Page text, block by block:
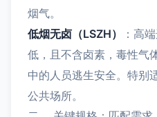
烟气。
低烟无卤（LSZH）
：高
低，且不含卤素，毒性气
中的人员逃生安全。特别
公共场所。